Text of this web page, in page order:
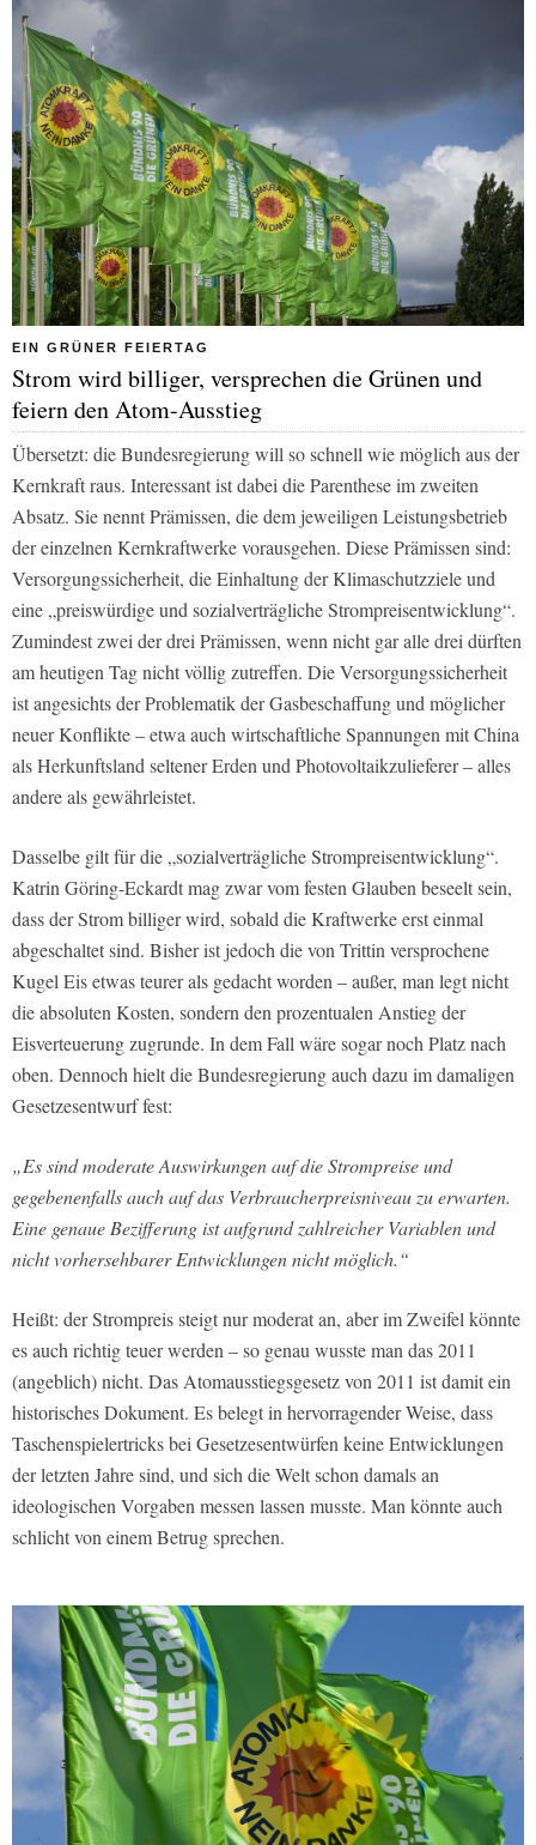
EIN GRÜNER FEIERTAG
Strom wird billiger, versprechen die Grünen und
feiern den Atom-Ausstieg
Übersetzt: die Bundesregierung will so schnell wie möglich aus der
Kernkraft raus. Interessant ist dabei die Parenthese im zweiten
Absatz. Sie nennt Prämissen, die dem jeweiligen Leistungsbetrieb
der einzelnen Kernkraftwerke vorausgehen. Diese Prämissen sind:
Versorgungssicherheit, die Einhaltung der Klimaschutzziele und
eine „preiswürdige und sozialverträgliche Strompreisentwicklung“.
Zumindest zwei der drei Prämissen, wenn nicht gar alle drei dürften
am heutigen Tag nicht völlig zutreffen. Die Versorgungssicherheit
ist angesichts der Problematik der Gasbeschaffung und möglicher
neuer Konflikte – etwa auch wirtschaftliche Spannungen mit China
als Herkunftsland seltener Erden und Photovoltaikzulieferer – alles
andere als gewährleistet.
Dasselbe gilt für die „sozialverträgliche Strompreisentwicklung“.
Katrin Göring-Eckardt mag zwar vom festen Glauben beseelt sein,
dass der Strom billiger wird, sobald die Kraftwerke erst einmal
abgeschaltet sind. Bisher ist jedoch die von Trittin versprochene
Kugel Eis etwas teurer als gedacht worden – außer, man legt nicht
die absoluten Kosten, sondern den prozentualen Anstieg der
Eisverteuerung zugrunde. In dem Fall wäre sogar noch Platz nach
oben. Dennoch hielt die Bundesregierung auch dazu im damaligen
Gesetzesentwurf fest:
„Es sind moderate Auswirkungen auf die Strompreise und
gegebenenfalls auch auf das Verbraucherpreisniveau zu erwarten.
Eine genaue Bezifferung ist aufgrund zahlreicher Variablen und
nicht vorhersehbarer Entwicklungen nicht möglich.“
Heißt: der Strompreis steigt nur moderat an, aber im Zweifel könnte
es auch richtig teuer werden – so genau wusste man das 2011
(angeblich) nicht. Das Atomausstiegsgesetz von 2011 ist damit ein
historisches Dokument. Es belegt in hervorragender Weise, dass
Taschenspielertricks bei Gesetzesentwürfen keine Entwicklungen
der letzten Jahre sind, und sich die Welt schon damals an
ideologischen Vorgaben messen lassen musste. Man könnte auch
schlicht von einem Betrug sprechen.